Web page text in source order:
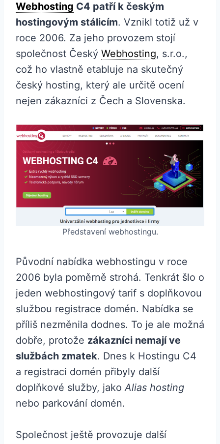
Webhosting C4 patří k českým
hostingovým stálicím. Vznikl totiž už v
roce 2006. Za jeho provozem stojí
společnost Český Webhosting, s.r.o.,
což ho vlastně etabluje na skutečný
český hosting, který ale určitě ocení
nejen zákazníci z Čech a Slovenska.
Představení webhostingu.
Původní nabídka webhostingu v roce
2006 byla poměrně strohá. Tenkrát šlo o
jeden webhostingový tarif s doplňkovou
službou registrace domén. Nabídka se
příliš nezměnila dodnes. To je ale možná
dobře, protože zákazníci nemají ve
službách zmatek. Dnes k Hostingu C4
a registraci domén přibyly další
doplňkové služby, jakoAlias hosting
nebo parkování domén.
Společnost ještě provozuje další